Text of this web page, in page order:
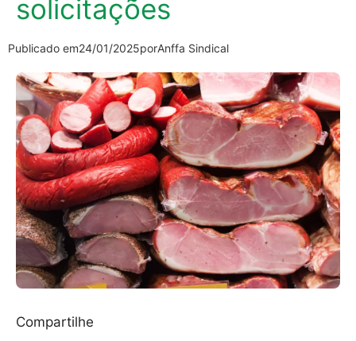
solicitações
Publicado em24/01/2025porAnffa Sindical
Compartilhe